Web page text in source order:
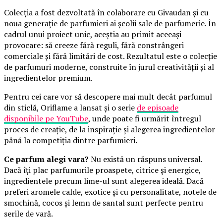
Colecția a fost dezvoltată în colaborare cu Givaudan și cu
noua generație de parfumieri ai școlii sale de parfumerie. În
cadrul unui proiect unic, aceștia au primit aceeași
provocare: să creeze fără reguli, fără constrângeri
comerciale și fără limitări de cost. Rezultatul este o colecție
de parfumuri moderne, construite în jurul creativității și al
ingredientelor premium.
Pentru cei care vor să descopere mai mult decât parfumul
din sticlă, Oriflame a lansat și o serie de episoade
disponibile pe YouTube, unde poate fi urmărit întregul
proces de creație, de la inspirație și alegerea ingredientelor
până la competiția dintre parfumieri.
Ce parfum alegi vara? Nu există un răspuns universal.
Dacă îți plac parfumurile proaspete, citrice și energice,
ingredientele precum lime-ul sunt alegerea ideală. Dacă
preferi aromele calde, exotice și cu personalitate, notele de
smochină, cocos și lemn de santal sunt perfecte pentru
serile de vară.